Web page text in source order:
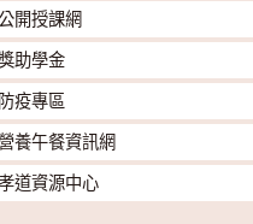
開授課網
助學金
防疫專區
養午餐資訊網
道資源中心